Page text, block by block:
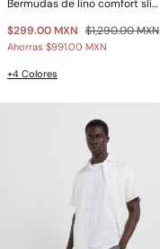
Bermudas de lino comfort slim fit
$299.00 MXN $1,290.00 MXN
Ahorras $991.00 MXN
+4 Colores